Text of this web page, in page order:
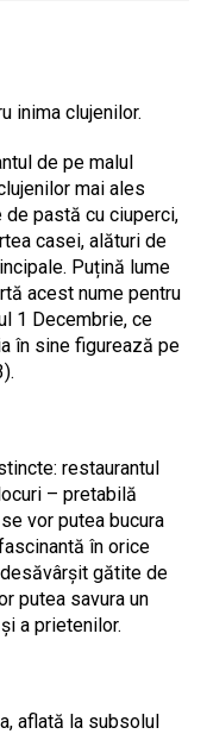
inima clujenilor.
de pe malul
mai ales
pastă cu ciuperci,
casei, alături de
Puțină lume
acest nume pentru
1 Decembrie, ce
în sine figurează pe
restaurantul
– pretabilă
vor putea bucura
în orice
gătite de
putea savura un
a prietenilor.
aflată la subsolul